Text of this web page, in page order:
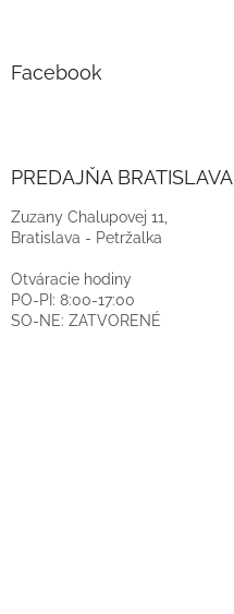
Facebook
PREDAJŇA BRATISLAVA
Zuzany Chalupovej 11,
Bratislava - Petržalka
Otváracie hodiny
PO-PI: 8:00-17:00
SO-NE: ZATVORENÉ